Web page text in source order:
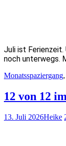
Juli ist Ferienzeit.
noch unterwegs.
Monatsspaziergang,
12 von 12
13. Juli 2026Heike